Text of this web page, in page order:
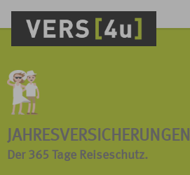
JAHRESVERSICHERUNGEN
Der 365 Tage Reiseschutz.